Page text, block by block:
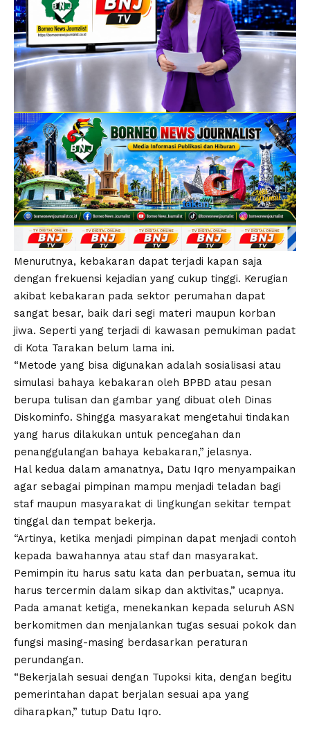
Menurutnya, kebakaran dapat terjadi kapan saja
dengan frekuensi kejadian yang cukup tinggi. Kerugian
akibat kebakaran pada sektor perumahan dapat
sangat besar, baik dari segi materi maupun korban
jiwa. Seperti yang terjadi di kawasan pemukiman padat
di Kota Tarakan belum lama ini.
“Metode yang bisa digunakan adalah sosialisasi atau
simulasi bahaya kebakaran oleh BPBD atau pesan
berupa tulisan dan gambar yang dibuat oleh Dinas
Diskominfo. Shingga masyarakat mengetahui tindakan
yang harus dilakukan untuk pencegahan dan
penanggulangan bahaya kebakaran,” jelasnya.
Hal kedua dalam amanatnya, Datu Iqro menyampaikan
agar sebagai pimpinan mampu menjadi teladan bagi
staf maupun masyarakat di lingkungan sekitar tempat
tinggal dan tempat bekerja.
“Artinya, ketika menjadi pimpinan dapat menjadi contoh
kepada bawahannya atau staf dan masyarakat.
Pemimpin itu harus satu kata dan perbuatan, semua itu
harus tercermin dalam sikap dan aktivitas,” ucapnya.
Pada amanat ketiga, menekankan kepada seluruh ASN
berkomitmen dan menjalankan tugas sesuai pokok dan
fungsi masing-masing berdasarkan peraturan
perundangan.
“Bekerjalah sesuai dengan Tupoksi kita, dengan begitu
pemerintahan dapat berjalan sesuai apa yang
diharapkan,” tutup Datu Iqro.